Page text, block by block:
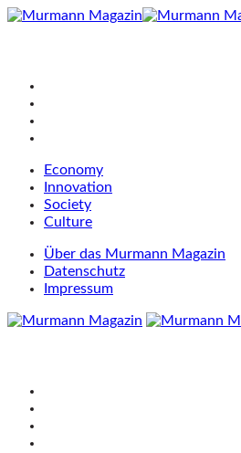
Economy
Innovation
Society
Culture
Über das Murmann Magazin
Datenschutz
Impressum